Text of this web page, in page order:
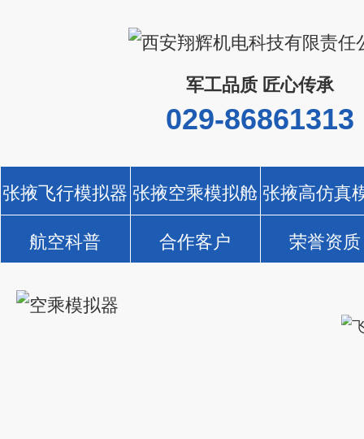
军工品质 匠心传承
029-86861313
张掖飞行模拟器 张掖空乘模拟舱 张掖高仿真
航空科普
合作客户 荣誉资质